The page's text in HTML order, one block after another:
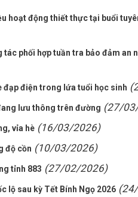
hoạt động thiết thực tại buổi
phối hợp tuần tra bảo đảm an
đạp điện trong lứa tuổi học sinh
lưu thông trên đường (27/
vỉa hè (16/03/2026)
độ cồn (10/03/2026)
tỉnh 883 (27/02/2026)
lộ sau kỳ Tết Bính Ngọ 2026